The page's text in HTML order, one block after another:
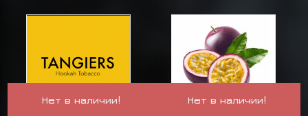
Нет в наличии! Нет в наличии!